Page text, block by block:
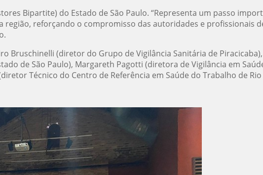
Bipartite) do Estado de São Paulo. “Representa um passo
reforçando o compromisso das autoridades e profissionais
Bruschinelli (diretor do Grupo de Vigilância Sanitária de
de São Paulo), Margareth Pagotti (diretora de Vigilância em
Técnico do Centro de Referência em Saúde do Trabalho de Rio